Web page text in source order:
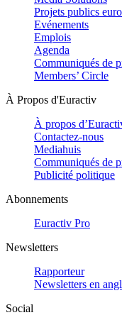
Projets publics
Evénements
Emplois
Agenda
Communiqués de
Members’ Circle
À Propos d'Euractiv
À propos
Contactez-nous
Mediahuis
Communiqués de
Publicité politique
Abonnements
Euractiv Pro
Newsletters
Rapporteur
Newsletters en
Social